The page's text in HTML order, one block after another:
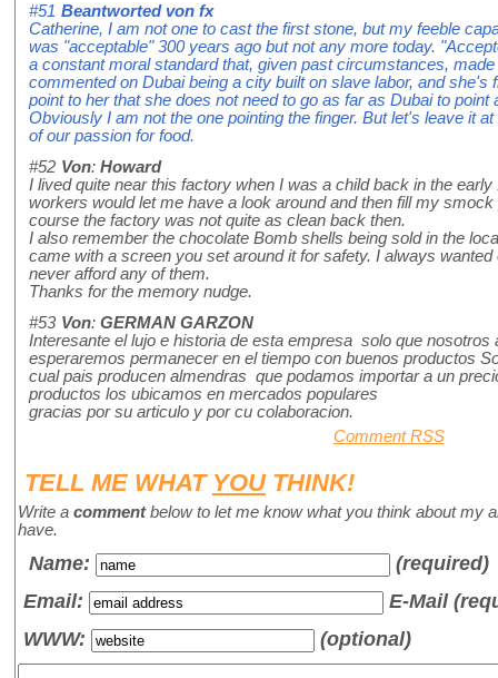
#51 Beantworted von fx
Catherine, I am not one to cast the first stone, but my feeble
was "acceptable" 300 years ago but not any more today.
a constant moral standard that, given past circumstances,
commented on Dubai being a city built on slave labor, and she's
point to her that she does not need to go as far as Dubai to
Obviously I am not the one pointing the finger. But let's leave it
of our passion for food.
#52 Von: Howard
I lived quite near this factory when I was a child back in the
workers would let me have a look around and then fill my
course the factory was not quite as clean back then.
I also remember the chocolate Bomb shells being sold in the
came with a screen you set around it for safety. I always
never afford any of them.
Thanks for the memory nudge.
#53 Von: GERMAN GARZON
Interesante el lujo e historia de esta empresa solo que
esperaremos permanecer en el tiempo con buenos productos
cual pais producen almendras que podamos importar a un
productos los ubicamos en mercados populares
gracias por su articulo y por cu colaboracion.
Comment RSS
TELL ME WHAT YOUTHINK!
Write a commentbelow to let me know what you think about my
have.
Name:
(required)
Email:
E-Mail
WWW:
(optional)